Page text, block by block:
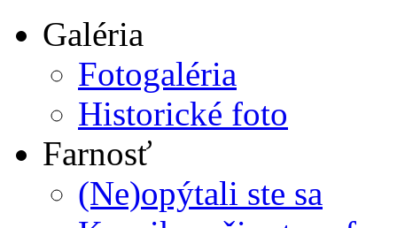
Galéria
Fotogaléria
Historické foto
Farnosť
(Ne)opýtali ste sa